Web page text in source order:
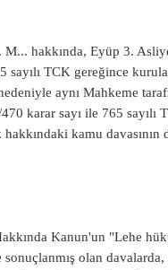
hakkında, Eyüp 3.
sayılı TCK gereğince
aynı Mahkeme
karar sayı ile 765 sayılı
kamu
Kanun'un "Lehe
olan